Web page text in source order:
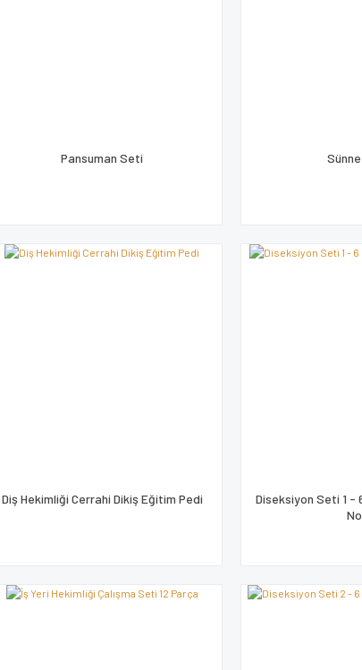
Pansuman Seti
Diş Hekimliği Cerrahi Dikiş Eğitim Pedi
Diseksiyon Seti 1 -